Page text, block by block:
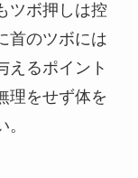
ツボ押しは控
首のツボには
えるポイント
理をせず体を